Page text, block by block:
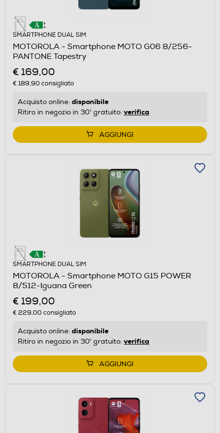
SMARTPHONE DUAL SIM
MOTOROLA - Smartphone MOTO G06 8/256-
PANTONE Tapestry
€ 169,00
€ 189,90consigliato
Acquisto online: disponibile
Ritiro in negozio in 30' gratuito: verifica
AGGIUNGI
SMARTPHONE DUAL SIM
MOTOROLA - Smartphone MOTO G15 POWER
8/512-Iguana Green
€ 199,00
€ 229,00consigliato
Acquisto online: disponibile
Ritiro in negozio in 30' gratuito: verifica
AGGIUNGI